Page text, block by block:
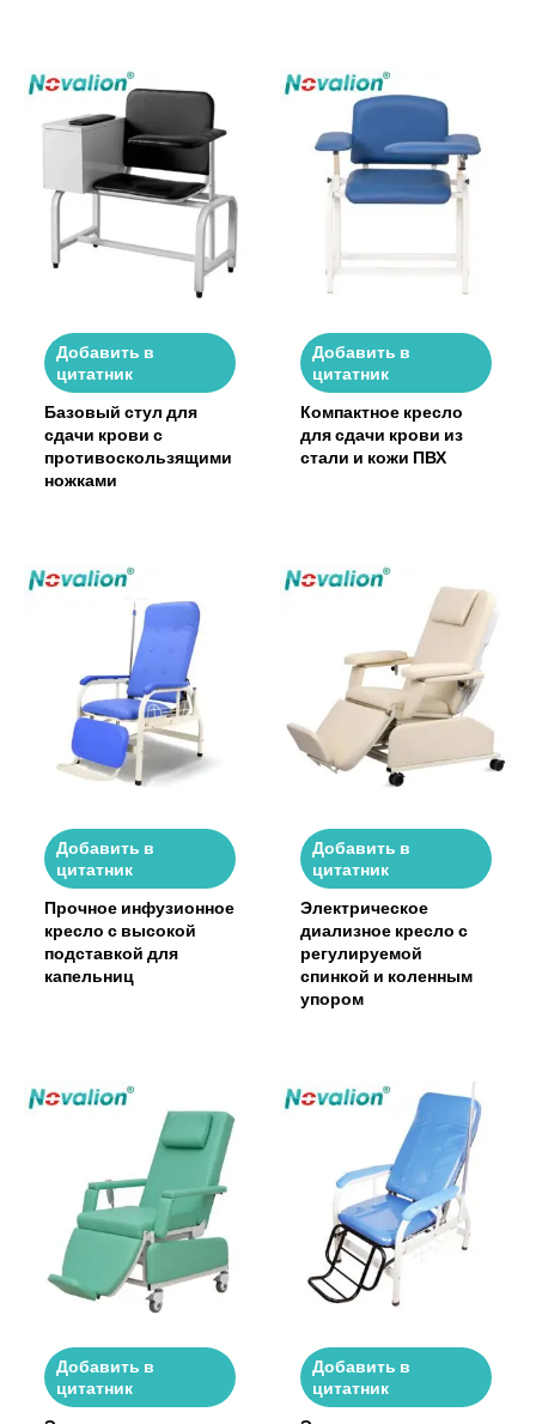
Добавить в
цитатник
Базовый стул для
сдачи крови с
противоскользящими
ножками
Добавить в
цитатник
Компактное кресло
для сдачи крови из
стали и кожи ПВХ
Добавить в
цитатник
Прочное инфузионное
кресло с высокой
подставкой для
капельниц
Добавить в
цитатник
Электрическое
диализное кресло с
регулируемой
спинкой и коленным
упором
Добавить в
цитатник
Добавить в
цитатник